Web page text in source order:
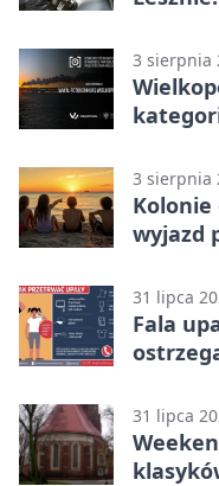
3 sierpnia
3 sierpnia
Kolonie
wyjazd
31 lipca
Fala
31 lipca